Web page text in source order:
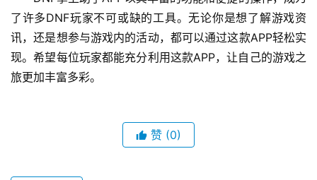
了许多DNF玩家不可或缺的工具。无论你是想了解游戏资
讯，还是想参与游戏内的活动，都可以通过这款APP轻松实
现。希望每位玩家都能充分利用这款APP，让自己的游戏之
旅更加丰富多彩。
赞 (0)